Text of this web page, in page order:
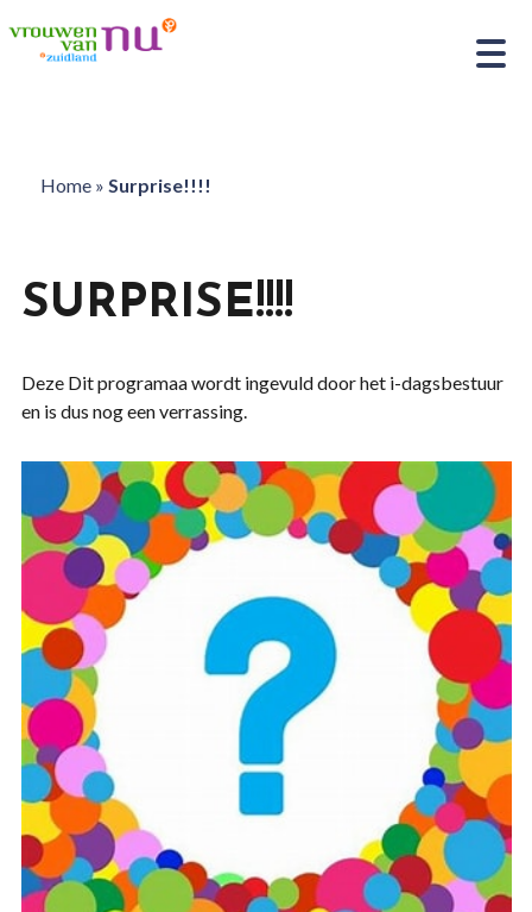
Home» Surprise!!!!
SURPRISE!!!!
Deze Dit programaa wordt ingevuld door het i-dagsbestuur
en is dus nog een verrassing.